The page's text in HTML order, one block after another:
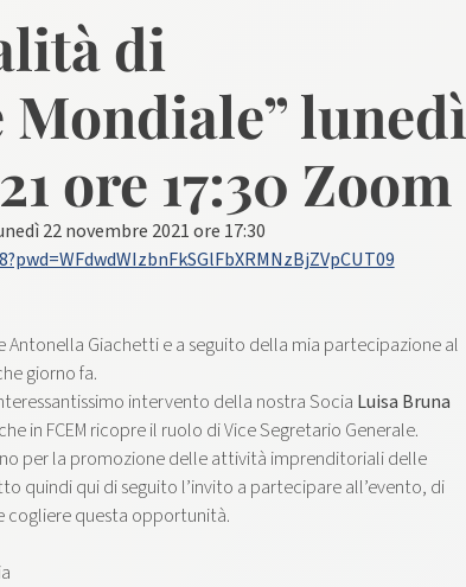
di
Mondiale” lunedì
ore 17:30 Zoom
22 novembre 2021 ore 17:30
Giachetti e a seguito della mia partecipazione al
giorno fa.
intervento della nostra Socia Luisa Bruna
in FCEM ricopre il ruolo di Vice Segretario Generale.
per la promozione delle attività imprenditoriali delle
quindi qui di seguito l’invito a partecipare all’evento, di
cogliere questa opportunità​.​